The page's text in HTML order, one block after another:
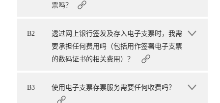
票吗？
B2
透过网上银行签发及存入电子支票时，我需
要承担任何费用吗（包括用作签署电子支票
的数码证书的相关费用）？
B3 使用电子支票存票服务需要任何收费吗？